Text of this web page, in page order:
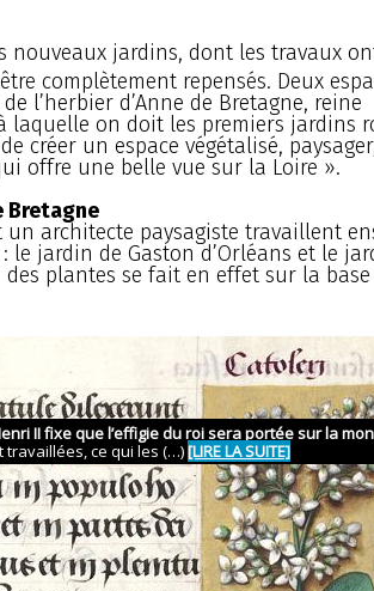
nouveaux jardins, dont les travaux
complètement repensés. Deux
l’herbier d’Anne de Bretagne, reine
laquelle on doit les premiers jardins
créer un espace végétalisé,
offre une belle vue sur la Loire ».
Bretagne
architecte paysagiste travaillent
le jardin de Gaston d’Orléans et le
des plantes se fait en effet sur la